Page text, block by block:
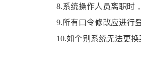
8.系统操作人员离职时
9.所有口令修改应进行
10.如个别系统无法更